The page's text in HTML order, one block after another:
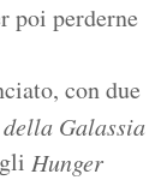
poi perderne
con due
Galassia
Hunger